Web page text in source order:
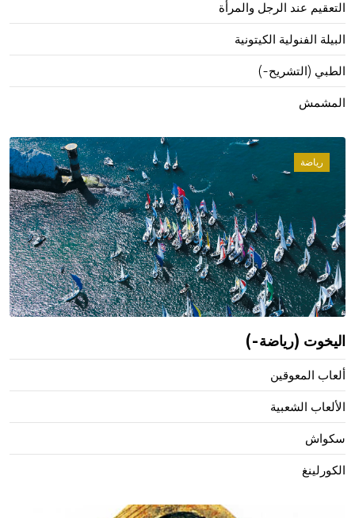
التعقيم عند الرجل والمرأة
البيلة الفنولية الكيتونية
الطبي (التشريح-)
المشمش
رياضة
اليخوت (رياضة-)
ألعاب المعوقين
الألعاب الشعبية
سكواش
الكورلينغ